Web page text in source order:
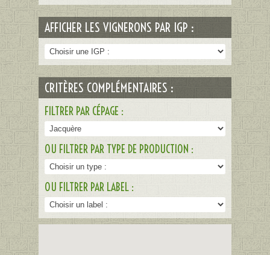
AFFICHER LES VIGNERONS PAR IGP :
CRITÈRES COMPLÉMENTAIRES :
FILTRER PAR CÉPAGE :
OU FILTRER PAR TYPE DE PRODUCTION :
OU FILTRER PAR LABEL :